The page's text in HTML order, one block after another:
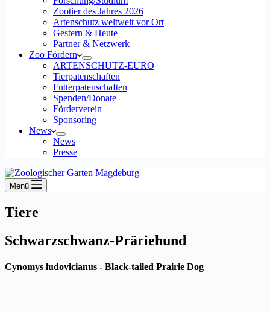
Zootier des Jahres 2026
Artenschutz weltweit vor Ort
Gestern & Heute
Partner & Netzwerk
Zoo Fördern
ARTENSCHUTZ-EURO
Tierpatenschaften
Futterpatenschaften
Spenden/Donate
Förderverein
Sponsoring
News
News
Presse
Menü
Tiere
Schwarzschwanz-Präriehund
Cynomys ludovicianus - Black-tailed Prairie Dog